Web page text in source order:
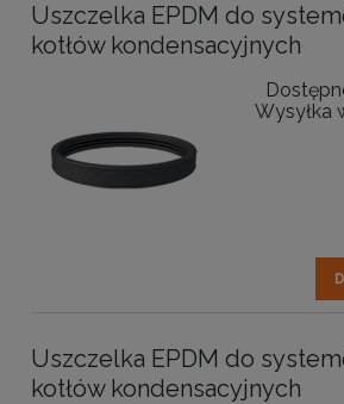
Uszczelka EPDM do
kotłów kondensacyjnych
Wysyłka
Uszczelka EPDM do
kotłów kondensacyjnych